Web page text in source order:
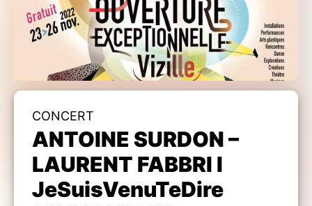
CONCERT
ANTOINE SURDON –
LAURENT FABBRI I
JeSuisVenuTeDire